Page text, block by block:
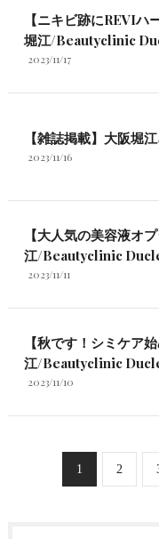
【ニキビ跡にREVIハ
堀江/Beautyclinic
2023/11/17
【雑誌掲載】大阪
2023/11/16
【大人気の美容液オ
江/Beautyclinic
2023/11/11
【秋です！シミケア
江/Beautyclinic
2023/11/10
1 2